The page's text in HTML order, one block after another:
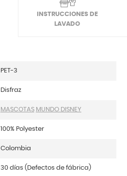
INSTRUCCIONES DE
LAVADO
PET-3
Disfraz
MASCOTAS MUNDO DISNEY
100% Polyester
Colombia
30 días (Defectos de fábrica)